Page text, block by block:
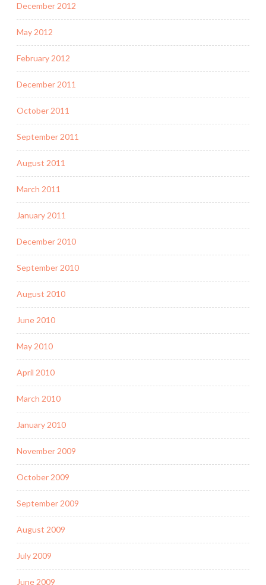
December 2012
May 2012
February 2012
December 2011
October 2011
September 2011
August 2011
March 2011
January 2011
December 2010
September 2010
August 2010
June 2010
May 2010
April 2010
March 2010
January 2010
November 2009
October 2009
September 2009
August 2009
July 2009
June 2009